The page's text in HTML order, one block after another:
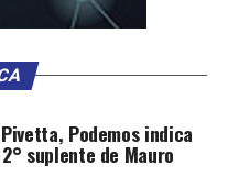
Podemos indica
suplente de Mauro